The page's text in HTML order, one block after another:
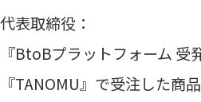
代表取締役：
『BtoBプラットフォーム 受
『TANOMU』で受注した商